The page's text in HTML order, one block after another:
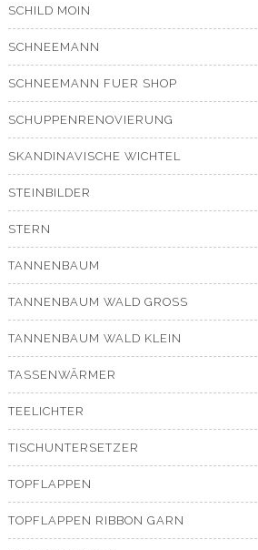
SCHILD MOIN
SCHNEEMANN
SCHNEEMANN FUER SHOP
SCHUPPENRENOVIERUNG
SKANDINAVISCHE WICHTEL
STEINBILDER
STERN
TANNENBAUM
TANNENBAUM WALD GROSS
TANNENBAUM WALD KLEIN
TASSENWÄRMER
TEELICHTER
TISCHUNTERSETZER
TOPFLAPPEN
TOPFLAPPEN RIBBON GARN